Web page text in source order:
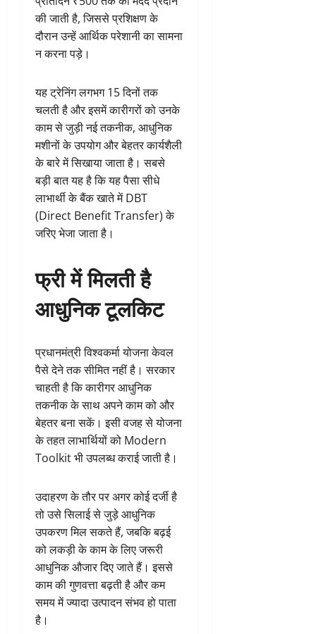
की जाती है, जिससे प्रशिक्षण के
दौरान उन्हें आर्थिक परेशानी का सामना
न करना पड़े।
यह ट्रेनिंग लगभग 15 दिनों तक
चलती है और इसमें कारीगरों को उनके
काम से जुड़ी नई तकनीक, आधुनिक
मशीनों के उपयोग और बेहतर कार्यशैली
के बारे में सिखाया जाता है। सबसे
बड़ी बात यह है कि यह पैसा सीधे
लाभार्थी के बैंक खाते में DBT
(Direct Benefit Transfer) के
जरिए भेजा जाता है।
फ्री में मिलती है
आधुनिक टूलकिट
प्रधानमंत्री विश्वकर्मा योजना केवल
पैसे देने तक सीमित नहीं है। सरकार
चाहती है कि कारीगर आधुनिक
तकनीक के साथ अपने काम को और
बेहतर बना सकें। इसी वजह से योजना
के तहत लाभार्थियों को Modern
Toolkit भी उपलब्ध कराई जाती है।
उदाहरण के तौर पर अगर कोई दर्जी है
तो उसे सिलाई से जुड़े आधुनिक
उपकरण मिल सकते हैं, जबकि बढ़ई
को लकड़ी के काम के लिए जरूरी
आधुनिक औजार दिए जाते हैं। इससे
काम की गुणवत्ता बढ़ती है और कम
समय में ज्यादा उत्पादन संभव हो पाता
है।